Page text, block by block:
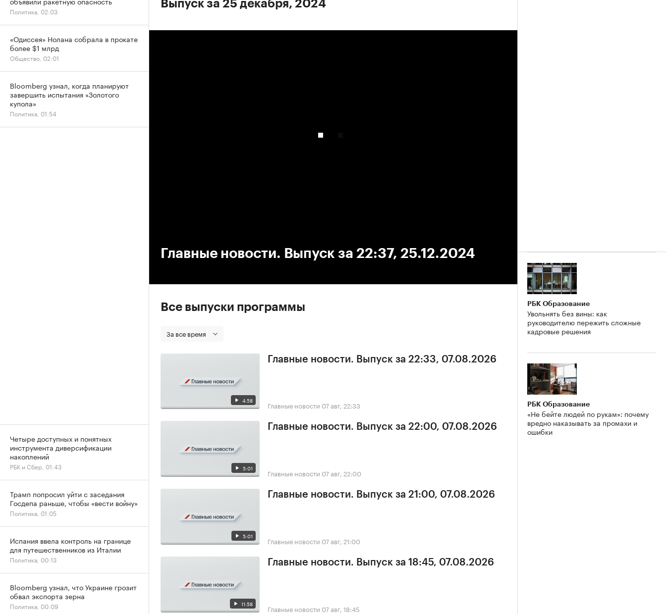
Выпуск за 25 декабря, 2024
Главные новости. Выпуск за 22:37, 25.12.2024
Все выпуски программы
За все время
4:58
Главные новости. Выпуск за 22:33, 07.08.2026
Главные новости 07 авг, 22:33
5:01
Главные новости. Выпуск за 22:00, 07.08.2026
Главные новости 07 авг, 22:00
5:01
Главные новости. Выпуск за 21:00, 07.08.2026
Главные новости 07 авг, 21:00
11:58
Главные новости. Выпуск за 18:45, 07.08.2026
Главные новости 07 авг, 18:45
РБК Образование
Увольнять без вины: как
руководителю пережить сложные
кадровые решения
РБК Образование
«Не бейте людей по рукам»: почему
вредно наказывать за промахи и
ошибки
Политика, 02:03
«Одиссея» Нолана собрала в прокате
более $1 млрд
Общество, 02:01
Bloomberg узнал, когда планируют
завершить испытания «Золотого
купола»
Политика, 01:54
Четыре доступных и понятных
инструмента диверсификации
накоплений
РБК и Сбер, 01:43
Трамп попросил уйти с заседания
Госдепа раньше, чтобы «вести войну»
Политика, 01:05
Испания ввела контроль на границе
для путешественников из Италии
Политика, 00:13
Bloomberg узнал, что Украине грозит
обвал экспорта зерна
Политика, 00:09